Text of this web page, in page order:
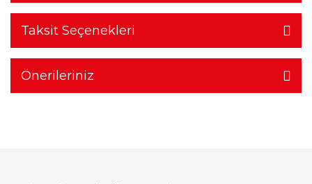
Taksit Seçenekleri
Önerileriniz